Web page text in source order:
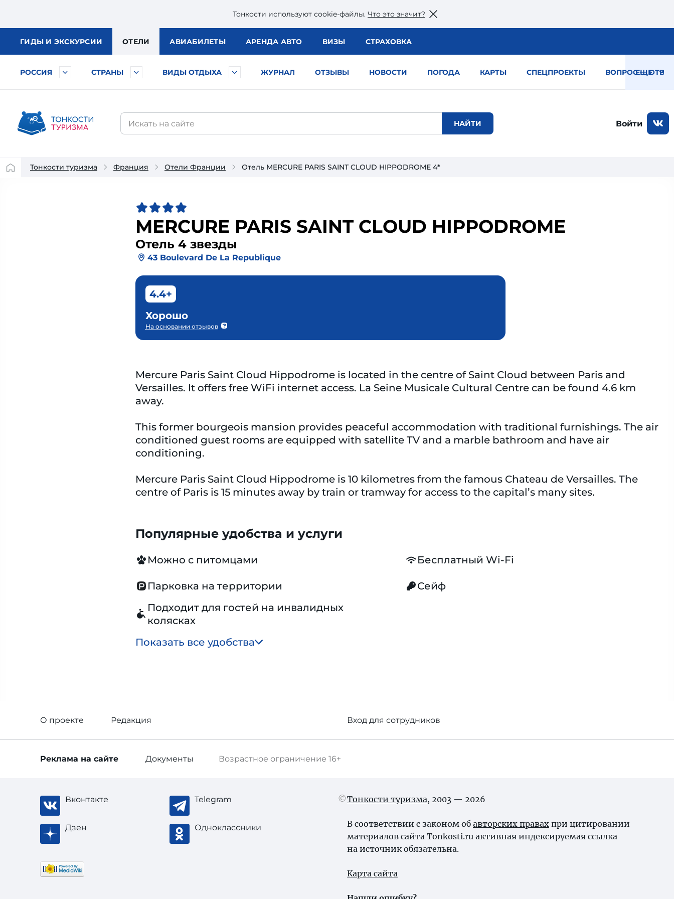
Тонкости используют сookie-файлы. Что это значит?
ГИДЫ И ЭКСКУРСИИ ОТЕЛИ АВИАБИЛЕТЫ АРЕНДА АВТО ВИЗЫ СТРАХОВКА
РОССИЯ СТРАНЫ ВИДЫ ОТДЫХА ЖУРНАЛ ОТЗЫВЫ НОВОСТИ ПОГОДА КАРТЫ СПЕЦПРОЕКТЫ ВОПРОС — ОТВЕТ
ЕЩЕ
Войти
Тонкости туризма Франция Отели Франции Отель MERCURE PARIS SAINT CLOUD HIPPODROME 4*
MERCURE PARIS SAINT CLOUD HIPPODROME
Отель 4 звезды
43 Boulevard De La Republique
4.4+
Хорошо
На основании отзывов
Mercure Paris Saint Cloud Hippodrome is located in the centre of Saint Cloud between Paris and
Versailles. It offers free WiFi internet access. La Seine Musicale Cultural Centre can be found 4.6 km
away.
This former bourgeois mansion provides peaceful accommodation with traditional furnishings. The air
conditioned guest rooms are equipped with satellite TV and a marble bathroom and have air
conditioning.
Mercure Paris Saint Cloud Hippodrome is 10 kilometres from the famous Chateau de Versailles. The
centre of Paris is 15 minutes away by train or tramway for access to the capital’s many sites.
Популярные удобства и услуги
Можно с питомцами Бесплатный Wi-Fi
Парковка на территории
Сейф
Подходит для гостей на инвалидных
колясках
Показать все удобства
О проекте Редакция Вход для сотрудников
Возрастное ограничение 16+
Реклама на сайте Документы
Вконтакте Telegram
Дзен Одноклассники
Тонкости туризма, 2003 — 2026
В соответствии с законом об авторских правах при цитировании
материалов сайта Tonkosti.ru активная индексируемая ссылка
на источник обязательна.
Карта сайта